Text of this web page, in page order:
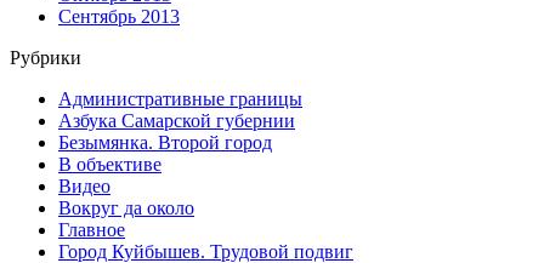
Сентябрь 2013
Рубрики
Административные границы
Азбука Самарской губернии
Безымянка. Второй город
В объективе
Видео
Вокруг да около
Главное
Город Куйбышев. Трудовой подвиг